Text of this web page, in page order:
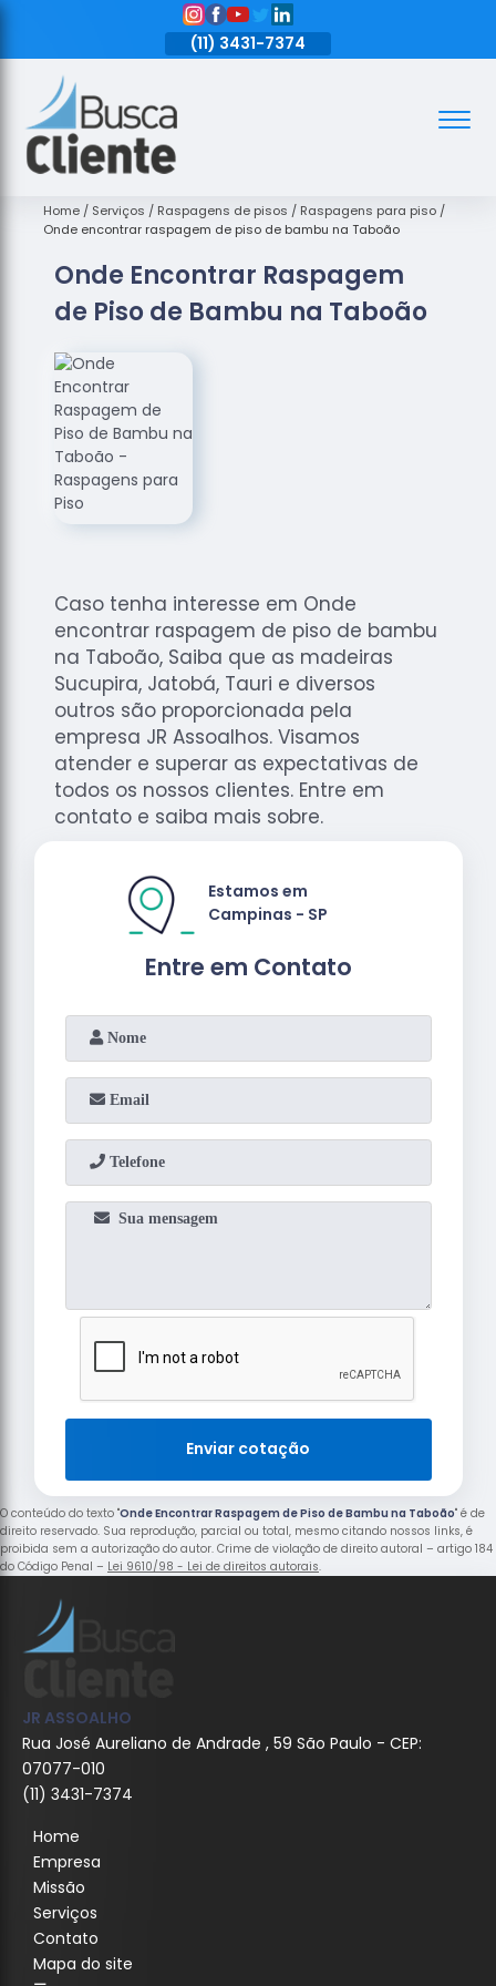
(11) 3431-7374
Assoalhos
de Madeira
Madeira
Empresas
Assoalhos
de Madeira
Loja de
Assoalhos
Raspagem
de
Assoalhos
Raspagem
de Tacos
Madeiras
Raspagens
de Pisos
Tacos de
Madeiras
Home Serviços Raspagens de pisos
Raspagens para piso
Onde encontrar raspagem de piso de bambu na Taboão
Onde Encontrar Raspagem
de Piso de Bambu na Taboão
Caso tenha interesse em Onde
encontrar raspagem de piso de bambu
na Taboão, Saiba que as madeiras
Sucupira, Jatobá, Tauri e diversos
outros são proporcionada pela
empresa JR Assoalhos. Visamos
atender e superar as expectativas de
todos os nossos clientes. Entre em
contato e saiba mais sobre.
Entre em Contato
Estamos em
Campinas - SP
Enviar cotação
O conteúdo do texto "Onde Encontrar Raspagem de Piso de Bambu na Taboão" é de
direito reservado. Sua reprodução, parcial ou total, mesmo citando nossos links, é
proibida sem a autorização do autor. Crime de violação de direito autoral – artigo 184
do Código Penal – Lei 9610/98 - Lei de direitos autorais.
JR ASSOALHO
Rua José Aureliano de Andrade , 59 São Paulo - CEP:
07077-010
(11) 3431-7374
Home
Empresa
Missão
Serviços
Contato
Mapa do site